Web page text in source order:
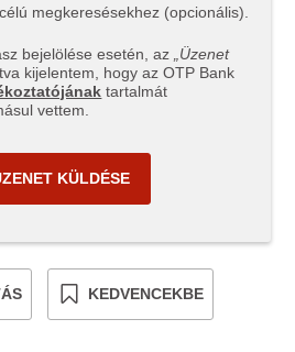
megkeresésekhez (opcionális).
bejelölése esetén, az
„Üzenet
kijelentem, hogy az OTP Bank
tartalmát
vettem.
KÜLDÉSE
KEDVENCEKBE